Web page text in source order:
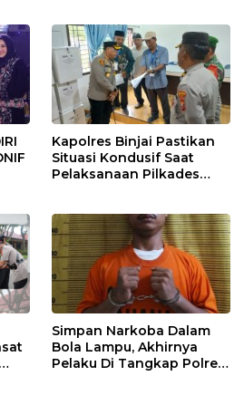
Kapolres Binjai Pastikan
Situasi Kondusif Saat
Pelaksanaan Pilkades
Simpan Narkoba Dalam
Bola Lampu, Akhirnya
Pelaku Di Tangkap Polres